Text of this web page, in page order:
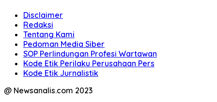
Disclaimer
Redaksi
Tentang Kami
Pedoman Media Siber
SOP Perlindungan Profesi Wartawan
Kode Etik Perilaku Perusahaan Pers
Kode Etik Jurnalistik
@ Newsanalis.com 2023